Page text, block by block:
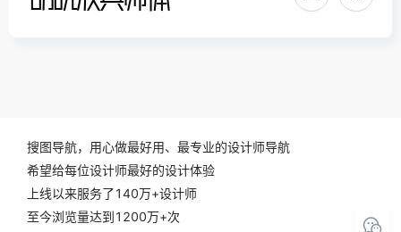
搜图导航，用心做最好用、最专业的设计师导航
希望给每位设计师最好的设计体验
上线以来服务了140万+设计师
至今浏览量达到1200万+次